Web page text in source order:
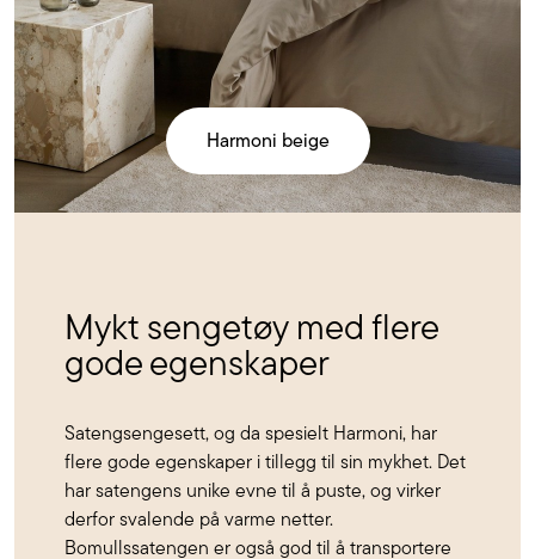
Harmoni beige
Mykt sengetøy med flere
gode egenskaper
Satengsengesett, og da spesielt Harmoni, har
flere gode egenskaper i tillegg til sin mykhet. Det
har satengens unike evne til å puste, og virker
derfor svalende på varme netter.
Bomullssatengen er også god til å transportere